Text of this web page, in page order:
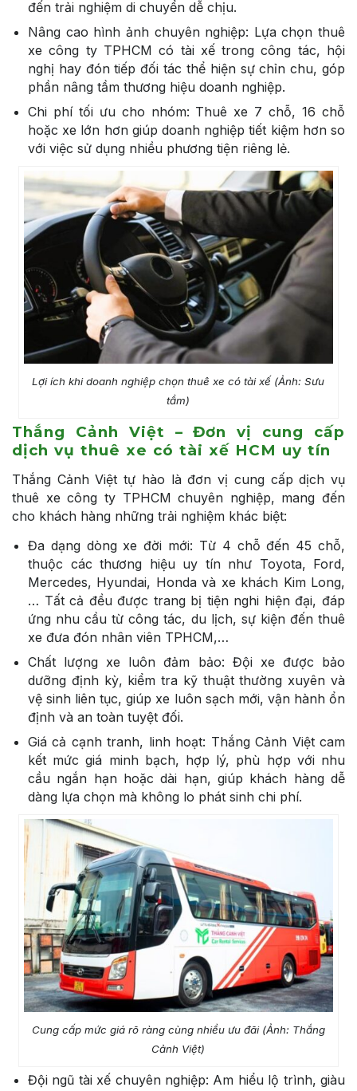
đến trải nghiệm di chuyển dễ chịu.
Nâng cao hình ảnh chuyên nghiệp: Lựa chọn thuê
xe công ty TPHCM có tài xế trong công tác, hội
nghị hay đón tiếp đối tác thể hiện sự chỉn chu, góp
phần nâng tầm thương hiệu doanh nghiệp.
Chi phí tối ưu cho nhóm: Thuê xe 7 chỗ, 16 chỗ
hoặc xe lớn hơn giúp doanh nghiệp tiết kiệm hơn so
với việc sử dụng nhiều phương tiện riêng lẻ.
Lợi ích khi doanh nghiệp chọn thuê xe có tài xế (Ảnh: Sưu
tầm)
Thắng Cảnh Việt – Đơn vị cung cấp
dịch vụ thuê xe có tài xế HCM uy tín
Thắng Cảnh Việt tự hào là đơn vị cung cấp dịch vụ
thuê xe công ty TPHCM chuyên nghiệp, mang đến
cho khách hàng những trải nghiệm khác biệt:
Đa dạng dòng xe đời mới: Từ 4 chỗ đến 45 chỗ,
thuộc các thương hiệu uy tín như Toyota, Ford,
Mercedes, Hyundai, Honda và xe khách Kim Long,
… Tất cả đều được trang bị tiện nghi hiện đại, đáp
ứng nhu cầu từ công tác, du lịch, sự kiện đến thuê
xe đưa đón nhân viên TPHCM,…
Chất lượng xe luôn đảm bảo: Đội xe được bảo
dưỡng định kỳ, kiểm tra kỹ thuật thường xuyên và
vệ sinh liên tục, giúp xe luôn sạch mới, vận hành ổn
định và an toàn tuyệt đối.
Giá cả cạnh tranh, linh hoạt: Thắng Cảnh Việt cam
kết mức giá minh bạch, hợp lý, phù hợp với nhu
cầu ngắn hạn hoặc dài hạn, giúp khách hàng dễ
dàng lựa chọn mà không lo phát sinh chi phí.
Cung cấp mức giá rõ ràng cùng nhiều ưu đãi (Ảnh: Thắng
Cảnh Việt)
Đội ngũ tài xế chuyên nghiệp: Am hiểu lộ trình, giàu